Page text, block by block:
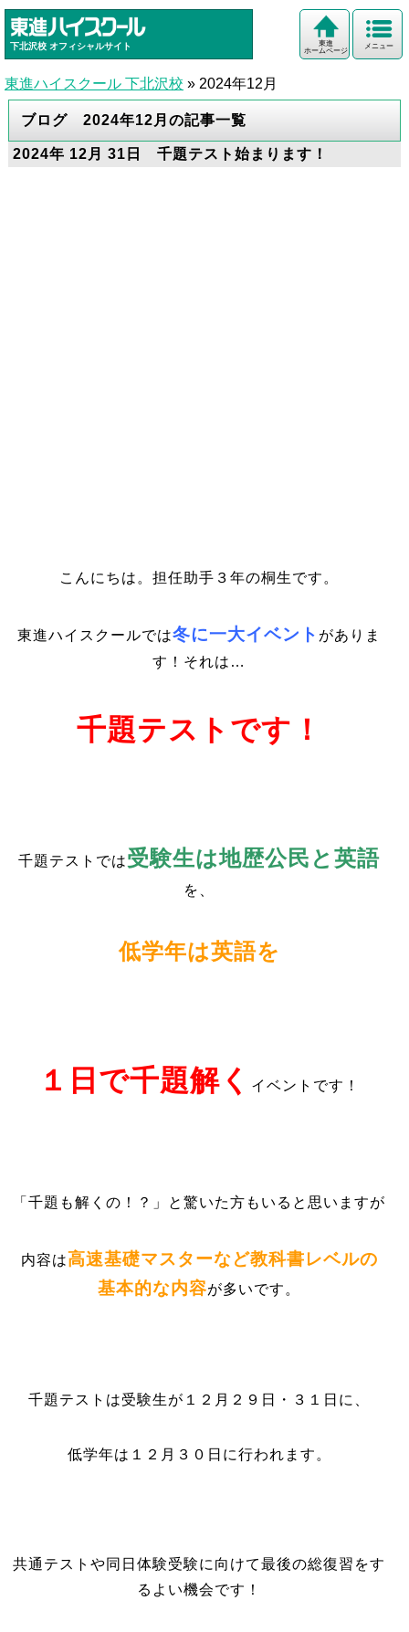
下北沢校 オフィシャルサイト メニュー
東進
ホームページ
東進ハイスクール 下北沢校 » 2024年12月
ブログ 2024年12月の記事一覧
2024年 12月 31日 千題テスト始まります！
こんにちは。担任助手３年の桐生です。
東進ハイスクールでは冬に一大イベント がありま
す！それは…
千題テストです！
千題テストでは受験生は地歴公民と英語
を、
低学年は英語を
１日で千題解く イベントです！
「千題も解くの！？」と驚いた方もいると思いますが
内容は高速基礎マスターなど教科書レベルの
基本的な内容が多いです。
千題テストは受験生が１２月２９日・３１日に、
低学年は１２月３０日に行われます。
共通テストや同日体験受験に向けて最後の総復習をす
るよい機会です！